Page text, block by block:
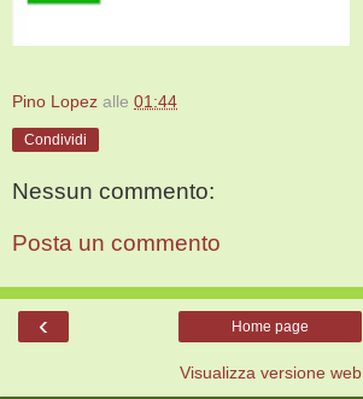
Pino Lopez alle 01:44
Condividi
Nessun commento:
Posta un commento
‹ Home page
Visualizza versione web